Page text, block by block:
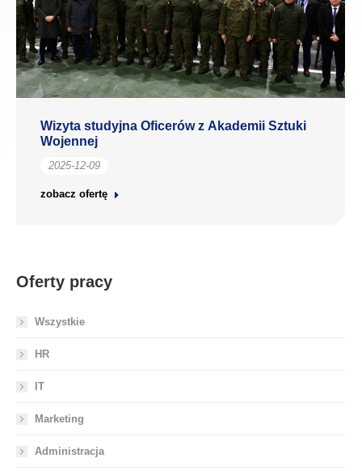
Wizyta studyjna Oficerów z Akademii Sztuki
Wojennej
2025-12-09
zobacz ofertę
Oferty pracy
Wszystkie
HR
IT
Marketing
Administracja